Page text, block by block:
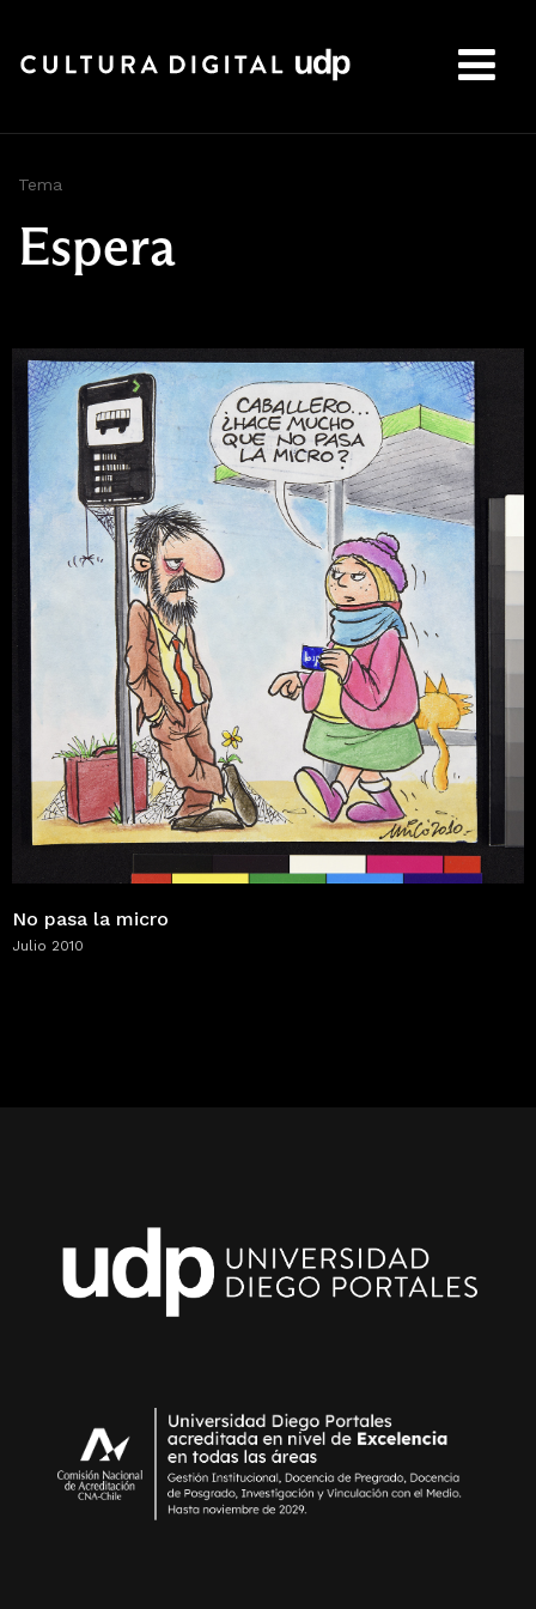
Tema
Espera
No pasa la micro
Julio 2010